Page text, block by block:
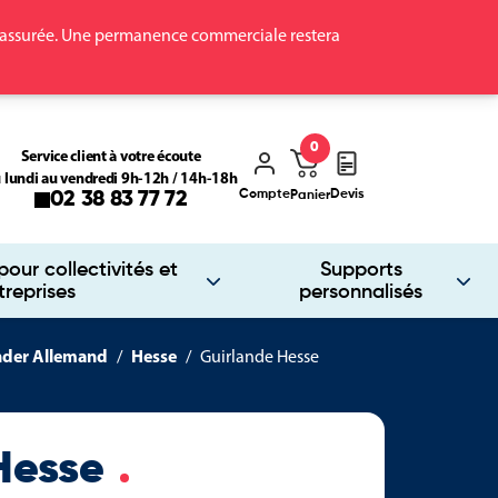
Une permanence commerciale restera
collectivités et
Supports
personnalisés
Service client à votre écoute
lundi au vendredi 9h-12h / 14h-18h
02 38 83 77 72 ComptePanier
0
Devis
Allemand Hesse Guirlande Hesse